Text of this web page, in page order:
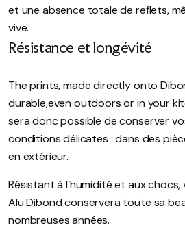
et une absence totale de reflets,
vive.
Résistance et longévité
The prints, made directly onto
durable,even outdoors or in your
sera donc possible de conserver
conditions délicates : dans des
en extérieur.
Résistant à l’humidité et aux
Alu Dibond conservera toute sa
nombreuses années.